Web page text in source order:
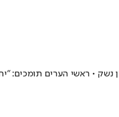
• כ-200,000 תושבים נוספים יוכלו להגיש